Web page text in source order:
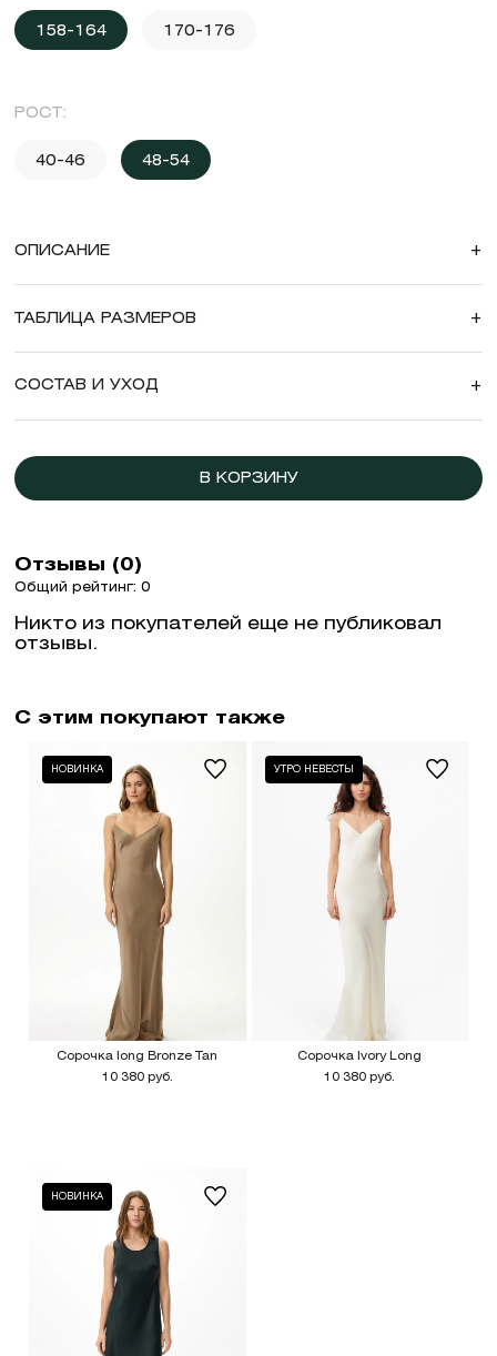
158-164 170-176
РОСТ:
40-46 48-54
ОПИСАНИЕ +
ТАБЛИЦА РАЗМЕРОВ +
СОСТАВ И УХОД +
В КОРЗИНУ
Отзывы (0)
Общий рейтинг: 0
Никто из покупателей еще не публиковал
отзывы.
С этим покупают также
НОВИНКА
Сорочка long Bronze Tan
10 380 руб.
УТРО НЕВЕСТЫ
Сорочка Ivory Long
10 380 руб.
НОВИНКА